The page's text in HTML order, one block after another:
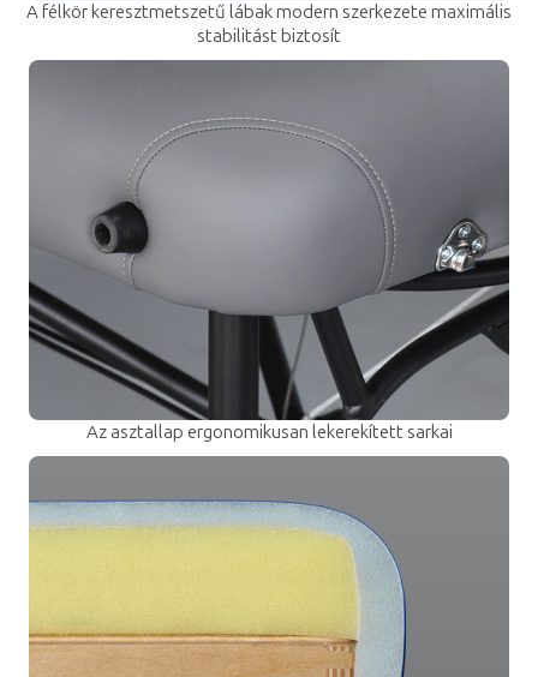
A félkör keresztmetszetű lábak modern szerkezete maximális
stabilitást biztosít
Az asztallap ergonomikusan lekerekített sarkai